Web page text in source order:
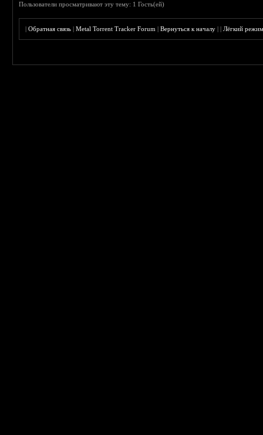
Пользователи просматривают эту тему: 1 Гость(ей)
|Обратная связь |Metal Torrent Tracker Forum |Вернуться к началу ||Лёгкий